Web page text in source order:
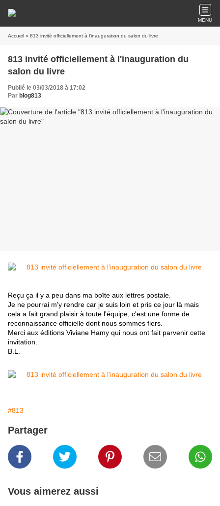
MENU
Accueil » 813 invité officiellement à l'inauguration du salon du livre
813 invité officiellement à l'inauguration du
salon du livre
Publié le 03/03/2018 à 17:02
Par blog813
Reçu ça il y a peu dans ma boîte aux lettres postale.
Je ne pourrai m'y rendre car je suis loin et pris ce jour là mais
cela a fait grand plaisir à toute l'équipe, c'est une forme de
reconnaissance officielle dont nous sommes fiers.
Merci aux éditions Viviane Hamy qui nous ont fait parvenir cette
invitation.
B.L.
#813
Partager
Vous aimerez aussi